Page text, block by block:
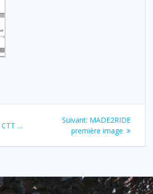
Previous
CTT …
Suivant: Next
post:
MADE2RIDE
première image